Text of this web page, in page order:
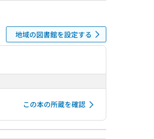
地域の図書館を設定する
この本の所蔵を確認